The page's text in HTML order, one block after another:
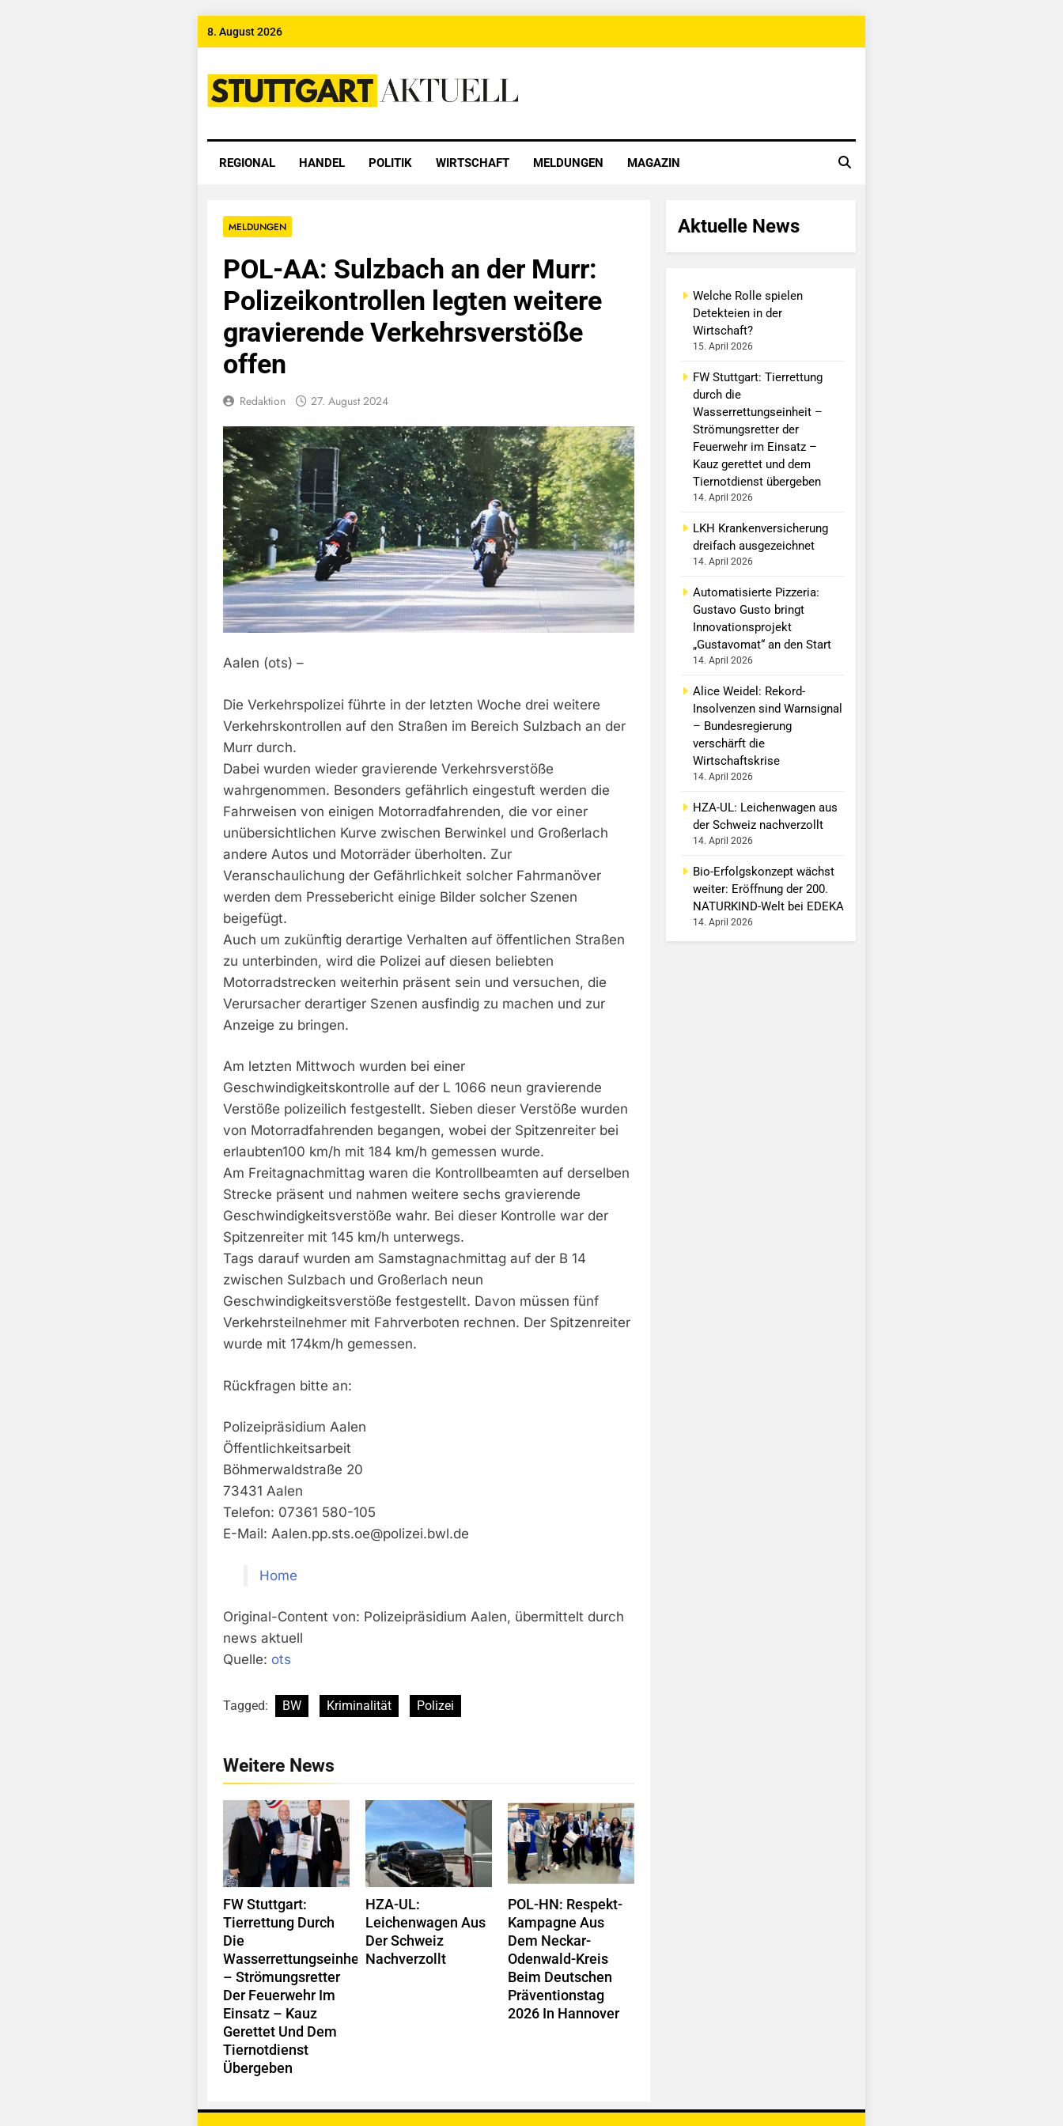
Skip
8. August 2026
Stuttgart Aktuell
REGIONAL HANDEL POLITIK WIRTSCHAFT MELDUNGEN MAGAZIN
MELDUNGEN
POL-AA: Sulzbach an der Murr:
Polizeikontrollen legten weitere
gravierende Verkehrsverstöße
offen
Redaktion 27. August 2024
Aalen (ots) –
Die Verkehrspolizei führte in der letzten Woche drei weitere
Verkehrskontrollen auf den Straßen im Bereich Sulzbach an der
Murr durch.
Dabei wurden wieder gravierende Verkehrsverstöße
wahrgenommen. Besonders gefährlich eingestuft werden die
Fahrweisen von einigen Motorradfahrenden, die vor einer
unübersichtlichen Kurve zwischen Berwinkel und Großerlach
andere Autos und Motorräder überholten. Zur
Veranschaulichung der Gefährlichkeit solcher Fahrmanöver
werden dem Pressebericht einige Bilder solcher Szenen
beigefügt.
Auch um zukünftig derartige Verhalten auf öffentlichen Straßen
zu unterbinden, wird die Polizei auf diesen beliebten
Motorradstrecken weiterhin präsent sein und versuchen, die
Verursacher derartiger Szenen ausfindig zu machen und zur
Anzeige zu bringen.
Am letzten Mittwoch wurden bei einer
Geschwindigkeitskontrolle auf der L 1066 neun gravierende
Verstöße polizeilich festgestellt. Sieben dieser Verstöße wurden
von Motorradfahrenden begangen, wobei der Spitzenreiter bei
erlaubten100 km/h mit 184 km/h gemessen wurde.
Am Freitagnachmittag waren die Kontrollbeamten auf derselben
Strecke präsent und nahmen weitere sechs gravierende
Geschwindigkeitsverstöße wahr. Bei dieser Kontrolle war der
Spitzenreiter mit 145 km/h unterwegs.
Tags darauf wurden am Samstagnachmittag auf der B 14
zwischen Sulzbach und Großerlach neun
Geschwindigkeitsverstöße festgestellt. Davon müssen fünf
Verkehrsteilnehmer mit Fahrverboten rechnen. Der Spitzenreiter
wurde mit 174km/h gemessen.
Rückfragen bitte an:
Polizeipräsidium Aalen
Öffentlichkeitsarbeit
Böhmerwaldstraße 20
73431 Aalen
Telefon: 07361 580-105
E-Mail: Aalen.pp.sts.oe@polizei.bwl.de
Home
Original-Content von: Polizeipräsidium Aalen, übermittelt durch
news aktuell
Quelle: ots
Tagged: BW Kriminalität Polizei
Weitere News
FW Stuttgart:
Tierrettung Durch
Die
Wasserrettungseinheit
– Strömungsretter
Der Feuerwehr Im
Einsatz – Kauz
Gerettet Und Dem
Tiernotdienst
Übergeben
HZA-UL:
Leichenwagen Aus
Der Schweiz
Nachverzollt
POL-HN: Respekt-
Kampagne Aus
Dem Neckar-
Odenwald-Kreis
Beim Deutschen
Präventionstag
2026 In Hannover
Aktuelle News
Welche Rolle spielen
Detekteien in der
Wirtschaft?
15. April 2026
FW Stuttgart: Tierrettung
durch die
Wasserrettungseinheit –
Strömungsretter der
Feuerwehr im Einsatz –
Kauz gerettet und dem
Tiernotdienst übergeben
14. April 2026
LKH Krankenversicherung
dreifach ausgezeichnet
14. April 2026
Automatisierte Pizzeria:
Gustavo Gusto bringt
Innovationsprojekt
„Gustavomat“ an den Start
14. April 2026
Alice Weidel: Rekord-
Insolvenzen sind Warnsignal
– Bundesregierung
verschärft die
Wirtschaftskrise
14. April 2026
HZA-UL: Leichenwagen aus
der Schweiz nachverzollt
14. April 2026
Bio-Erfolgskonzept wächst
weiter: Eröffnung der 200.
NATURKIND-Welt bei EDEKA
14. April 2026